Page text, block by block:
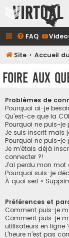
Virtual
FAQ
Site Accueil
Foire aux
Problèmes de
Pourquoi ai-je
Qu’est-ce que la
Pourquoi ne puis-je
Je suis inscrit mais
Pourquoi ne puis-je
Je m’étais déjà
connecter ?!
J’ai perdu mon mot
Pourquoi suis-je
À quoi sert «
Préférences et
Comment puis-je
Comment puis-je
utilisateurs en ligne
L’heure n’est pas